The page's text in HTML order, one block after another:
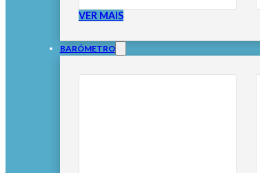
VER MAIS
BARÓMETRO